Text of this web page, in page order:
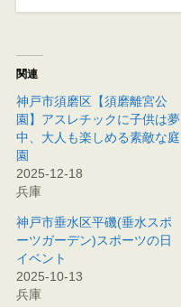
関連
神戸市須磨区【須磨離宮公
園】アスレチックに子供は夢
中、大人も楽しめる素敵な庭
園
2025-12-18
兵庫
神戸市垂水区平磯(垂水スポ
ーツガーデン)スポーツの日
イベント
2025-10-13
兵庫